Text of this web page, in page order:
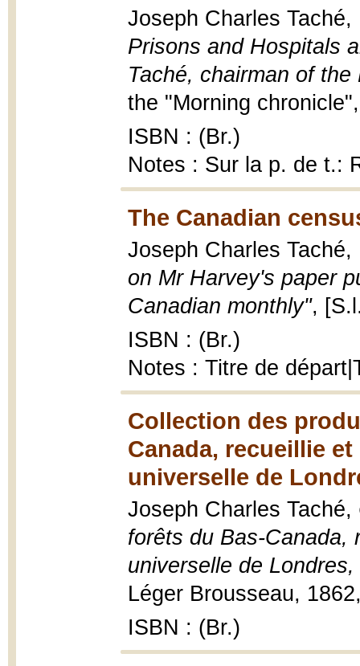
Joseph Charles Taché,
Prisons and Hospitals
Taché, chairman of the
the "Morning
ISBN : (Br.)
Notes : Sur la p. de t.:
The Canadian
Joseph Charles Taché,
on Mr Harvey's paper
Canadian monthly",
ISBN : (Br.)
Notes : Titre de
Collection des
Canada, recueillie
universelle de
Joseph Charles Taché,
forêts du Bas-Canada,
universelle de
Léger Brousseau,
ISBN : (Br.)